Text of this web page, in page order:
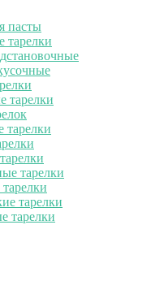
пасты
тарелки
тарелки
тарелки
тарелки
тарелки
тарелки